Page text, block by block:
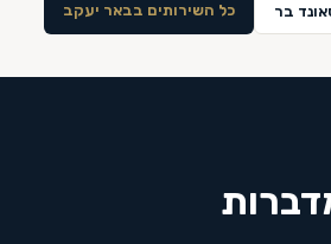
בר כל השירותים בבאר יעקב